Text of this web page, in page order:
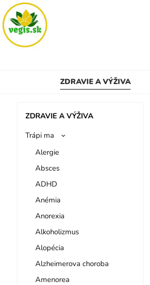
ZDRAVIE A VÝŽIVA
ZDRAVIE A VÝŽIVA
Trápi ma
Alergie
Absces
ADHD
Anémia
Anorexia
Alkoholizmus
Alopécia
Alzheimerova choroba
Amenorea